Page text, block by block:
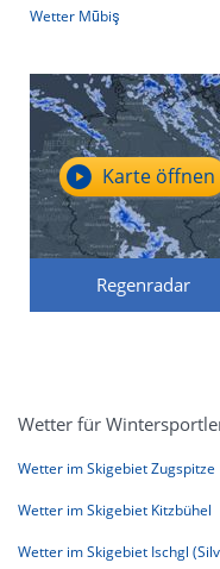
Wetter Mūbiş
Regenradar
Karte öffnen
Wetter für
Wetter im Skigebiet Zugspitze
Wetter im Skigebiet Kitzbühel
Wetter im Skigebiet Ischgl